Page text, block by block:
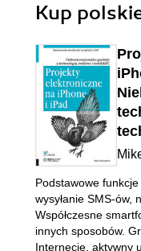
Kup
Podstawowe
wysyłanie SMS-ów,
Współczesne
innych sposobów.
Internecie, aktywny